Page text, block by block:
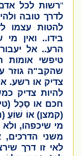
רשות לכל אדם
לדרך טובה
להטות עצמו
בידו.. ואין מי
הרע.. אל
טיפשי אומות
שהקב"ה גוזר
צדיק או רשע.
להיות צדיק
חכם או סָכָל
(קמצן)אוֹ שׁוֹעַ
מי שיכפהו, ולא
משני הדרכים,
לאי זו דרך